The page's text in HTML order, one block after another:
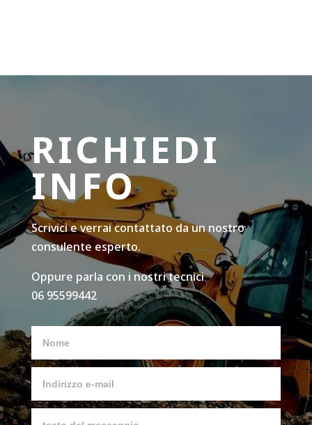
RICHIEDI
INFO
Scrivici e verrai contattato da un nostro
consulente esperto.
Oppure parla con i nostri tecnici
06 95599442